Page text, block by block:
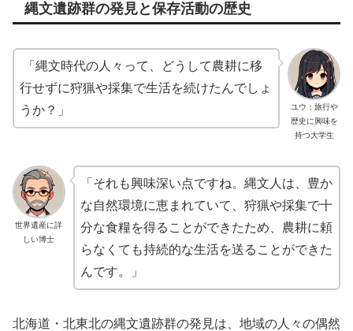
縄文遺跡群の発見と保存活動の歴史
ユウ：旅行や
歴史に興味を
持つ大学生
「縄文時代の人々って、どうして農耕に移
行せずに狩猟や採集で生活を続けたんでしょ
うか？」
世界遺産に詳
しい博士
「それも興味深い点ですね。縄文人は、豊か
な自然環境に恵まれていて、狩猟や採集で十
分な食糧を得ることができたため、農耕に頼
らなくても持続的な生活を送ることができた
んです。」
北海道・北東北の縄文遺跡群の発見は、地域の人々の偶然